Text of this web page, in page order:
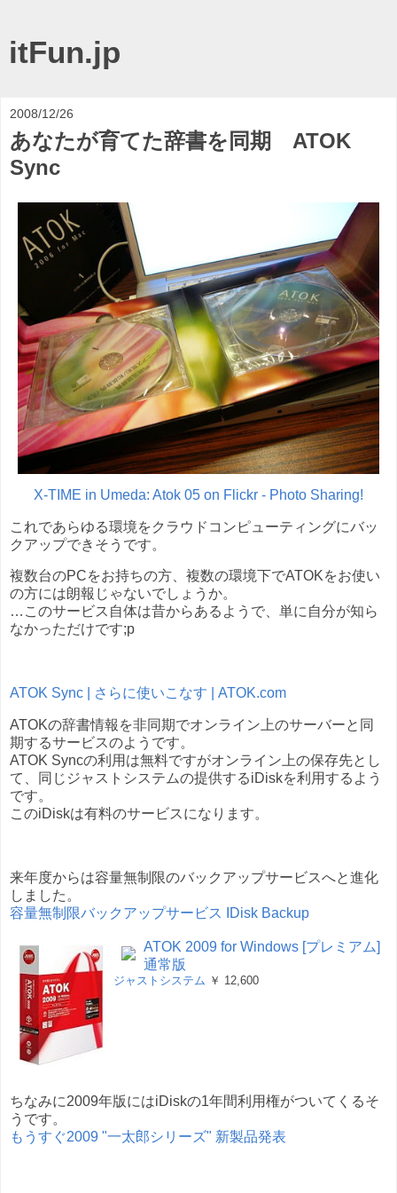
itFun.jp
2008/12/26
あなたが育てた辞書を同期 ATOK
Sync
X-TIME in Umeda: Atok 05 on Flickr - Photo Sharing!
これであらゆる環境をクラウドコンピューティングにバッ
クアップできそうです。
複数台のPCをお持ちの方、複数の環境下でATOKをお使い
の方には朗報じゃないでしょうか。
…このサービス自体は昔からあるようで、単に自分が知ら
なかっただけです;p
ATOK Sync | さらに使いこなす | ATOK.com
ATOKの辞書情報を非同期でオンライン上のサーバーと同
期するサービスのようです。
ATOK Syncの利用は無料ですがオンライン上の保存先とし
て、同じジャストシステムの提供するiDiskを利用するよう
です。
このiDiskは有料のサービスになります。
来年度からは容量無制限のバックアップサービスへと進化
しました。
容量無制限バックアップサービス IDisk Backup
ATOK 2009 for Windows [プレミアム]
通常版
ジャストシステム ￥ 12,600
ちなみに2009年版にはiDiskの1年間利用権がついてくるそ
うです。
もうすぐ2009 "一太郎シリーズ" 新製品発表